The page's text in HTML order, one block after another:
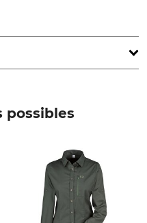
Ne pas sécher au sèche-linge
Entretien professionnel des
possibles